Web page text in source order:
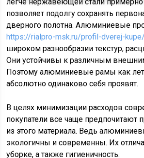
позволяет подолгу сохранять
дверного полотна. Алюминиевые
https://rialpro-msk.ru/profil-dverej-kupe/
широком разнообразии текстур,
Они устойчивы к различным
Поэтому алюминиевые рамы как
абсолютно одинаково себя проявят.
В целях минимизации расходов
покупатели все чаще предпочитают
из этого материала. Ведь
экологичны и современны. Их
уборке, а также гигиеничность.